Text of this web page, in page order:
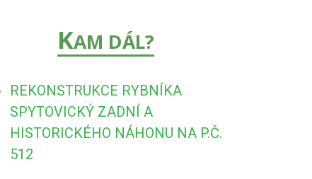
KAM DÁL?
REKONSTRUKCE RYBNÍKA
SPYTOVICKÝ ZADNÍ A
HISTORICKÉHO NÁHONU NA P.Č.
512